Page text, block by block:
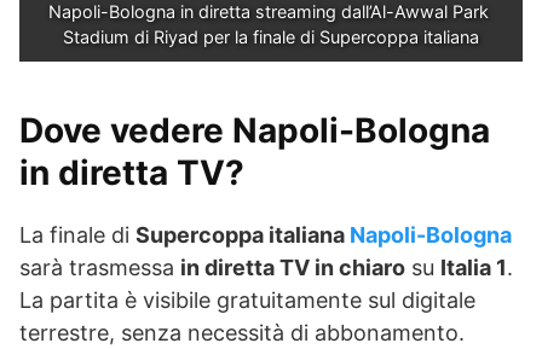
Napoli-Bologna in diretta streaming dall’Al-Awwal Park
Stadium di Riyad per la finale di Supercoppa italiana
Dove vedere Napoli-Bologna
in diretta TV?
La finale di Supercoppa italiana Napoli-Bologna
sarà trasmessa in diretta TV in chiaro su Italia 1.
La partita è visibile gratuitamente sul digitale
terrestre, senza necessità di abbonamento.